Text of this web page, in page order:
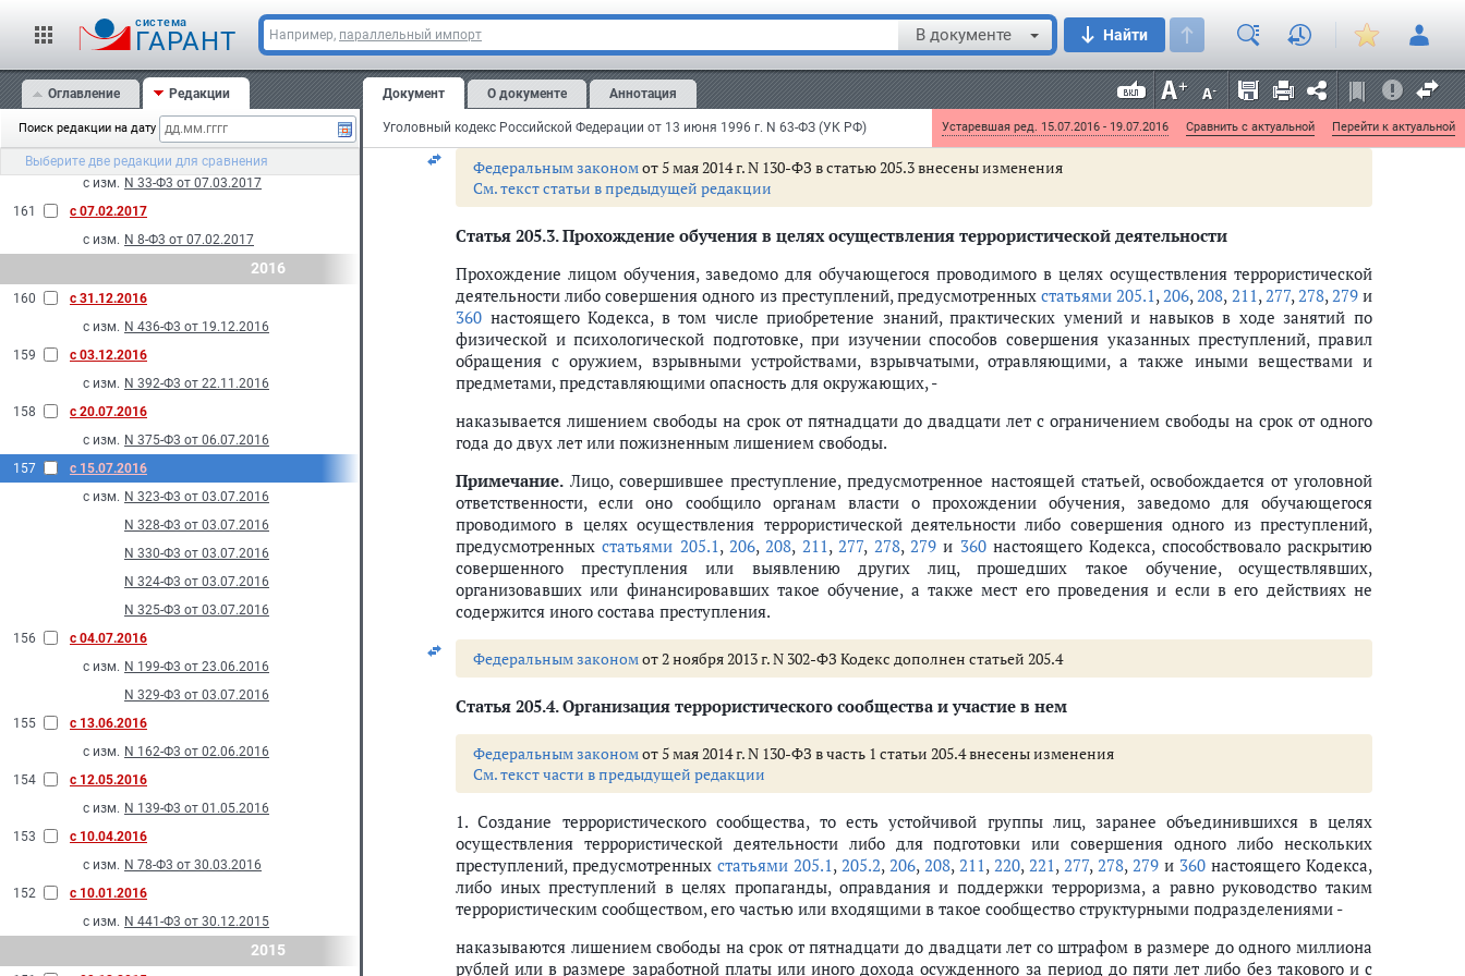
cистема
ГАРАНТ Например, параллельный импорт В документе Найти
Оглавление Редакции
Поиск редакции на дату
Выберите две редакции для сравнения
N 71-Ф3 от 17.04.2017
164
с 15.04.2017
с изм. N 60-Ф3 от 03.04.2017
163
с 30.03.2017
с изм. N 491-Ф3 от 28.12.2016
162
с 18.03.2017
с изм. N 33-Ф3 от 07.03.2017
161
с 07.02.2017
с изм. N 8-Ф3 от 07.02.2017
2016
160
с 31.12.2016
с изм. N 436-Ф3 от 19.12.2016
159
с 03.12.2016
с изм. N 392-Ф3 от 22.11.2016
158
с 20.07.2016
с изм. N 375-Ф3 от 06.07.2016
157
с 15.07.2016
с изм. N 323-Ф3 от 03.07.2016
N 328-Ф3 от 03.07.2016
N 330-Ф3 от 03.07.2016
N 324-Ф3 от 03.07.2016
N 325-Ф3 от 03.07.2016
156
с 04.07.2016
с изм. N 199-Ф3 от 23.06.2016
N 329-Ф3 от 03.07.2016
155
с 13.06.2016
с изм. N 162-Ф3 от 02.06.2016
154
с 12.05.2016
с изм. N 139-Ф3 от 01.05.2016
153
с 10.04.2016
с изм. N 78-Ф3 от 30.03.2016
152
с 10.01.2016
с изм. N 441-Ф3 от 30.12.2015
2015
Документ О документе Аннотация
Уголовный кодекс Российской Федерации от 13 июня 1996 г. N 63-ФЗ (УК РФ) Устаревшая ред. 15.07.2016 - 19.07.2016 Сравнить с актуальной Перейти к актуальной
лишением права занимать определенные должности или заниматься определенной деятельностью на срок до пяти
лет или без такового, либо лишением свободы на срок до семи лет с лишением права занимать определенные
должности или заниматься определенной деятельностью на срок до пяти лет.
Примечание.В настоящей статье под публичным оправданием терроризма понимается публичное заявление о
признании идеологии и практики терроризма правильными, нуждающимися в поддержке и подражании.
Федеральным закономот 5 мая 2014 г. N 130-ФЗ в статью 205.3 внесены изменения
См. текст статьи в предыдущей редакции
Статья 205.3.Прохождение обучения в целях осуществления террористической деятельности
Прохождение лицом обучения, заведомо для обучающегося проводимого в целях осуществления террористической
деятельности либо совершения одного из преступлений, предусмотренных статьями 205.1,206,208, 211,277,278,279и
360 настоящего Кодекса, в том числе приобретение знаний, практических умений и навыков в ходе занятий по
физической и психологической подготовке, при изучении способов совершения указанных преступлений, правил
обращения с оружием, взрывными устройствами, взрывчатыми, отравляющими, а также иными веществами и
предметами, представляющими опасность для окружающих, -
наказывается лишением свободы на срок от пятнадцати до двадцати лет с ограничением свободы на срок от одного
года до двух лет или пожизненным лишением свободы.
Примечание. Лицо, совершившее преступление, предусмотренное настоящей статьей, освобождается от уголовной
ответственности, если оно сообщило органам власти о прохождении обучения, заведомо для обучающегося
проводимого в целях осуществления террористической деятельности либо совершения одного из преступлений,
предусмотренныхстатьями 205.1,206,208, 211,277, 278, 279и 360настоящего Кодекса, способствовало раскрытию
совершенного преступления или выявлению других лиц, прошедших такое обучение, осуществлявших,
организовавших или финансировавших такое обучение, а также мест его проведения и если в его действиях не
содержится иного состава преступления.
Федеральным закономот 2 ноября 2013 г. N 302-ФЗ Кодекс дополнен статьей 205.4
Статья 205.4.Организация террористического сообщества и участие в нем
Федеральным закономот 5 мая 2014 г. N 130-ФЗ в часть 1 статьи 205.4 внесены изменения
См. текст части в предыдущей редакции
1. Создание террористического сообщества, то есть устойчивой группы лиц, заранее объединившихся в целях
осуществления террористической деятельности либо для подготовки или совершения одного либо нескольких
преступлений, предусмотренных статьями 205.1, 205.2, 206, 208, 211, 220, 221, 277, 278, 279 и 360 настоящего Кодекса,
либо иных преступлений в целях пропаганды, оправдания и поддержки терроризма, а равно руководство таким
террористическим сообществом, его частью или входящими в такое сообщество структурными подразделениями -
наказываются лишением свободы на срок от пятнадцати до двадцати лет со штрафом в размере до одного миллиона
рублей или в размере заработной платы или иного дохода осужденного за период до пяти лет либо без такового и с